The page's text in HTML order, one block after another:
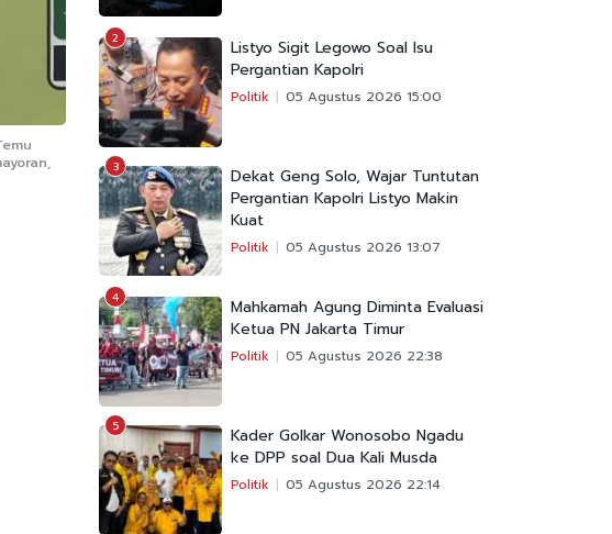
2
Listyo Sigit Legowo Soal Isu
Pergantian Kapolri
Politik 05 Agustus 2026 15:00
3
Dekat Geng Solo, Wajar Tuntutan
Pergantian Kapolri Listyo Makin
Kuat
Politik 05 Agustus 2026 13:07
4
Mahkamah Agung Diminta Evaluasi
Ketua PN Jakarta Timur
Politik 05 Agustus 2026 22:38
5
Kader Golkar Wonosobo Ngadu
ke DPP soal Dua Kali Musda
Politik 05 Agustus 2026 22:14